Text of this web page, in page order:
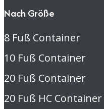
Nach Größe
8 Fuß Container
10 Fuß Container
20 Fuß Container
20 Fuß HC Container